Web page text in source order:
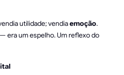
utilidade; vendiaemoção.
era um espelho. Um reflexo do